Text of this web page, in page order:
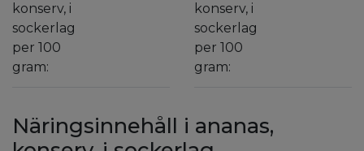
konserv, i
sockerlag
per 100
gram:
konserv, i
sockerlag
per 100
gram:
Näringsinnehåll i ananas,